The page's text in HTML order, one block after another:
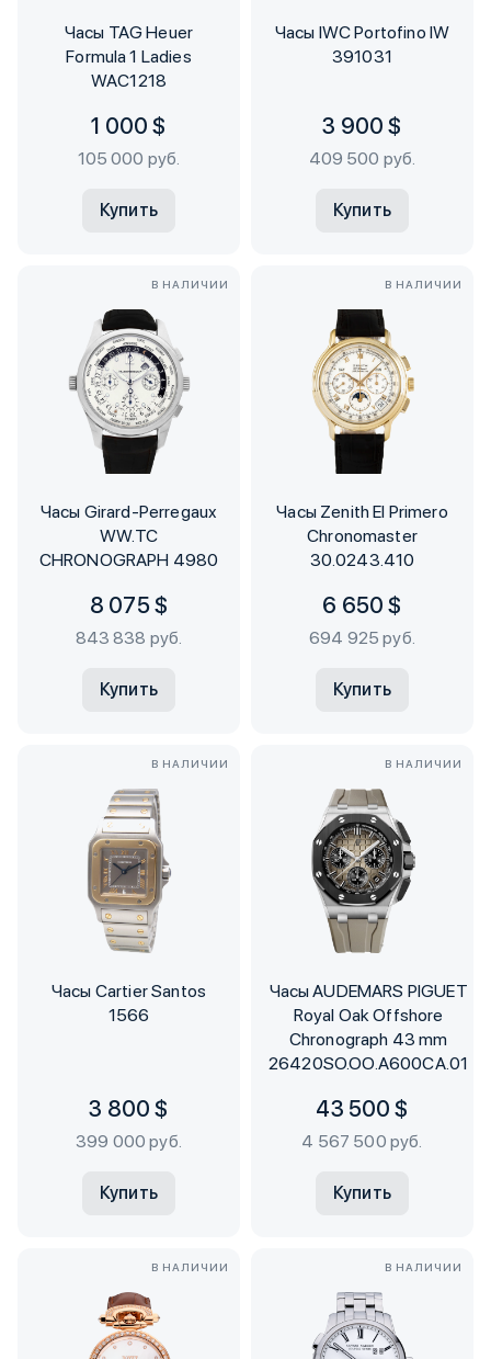
Часы TAG Heuer
Formula 1 Ladies
WAC1218
1 000 $
105 000 руб.
Купить
Часы IWC Portofino IW
391031
3 900 $
409 500 руб.
Купить
В НАЛИЧИИ
Часы Girard-Perregaux
WW.TC
CHRONOGRAPH 4980
8 075 $
843 838 руб.
Купить
В НАЛИЧИИ
Часы Zenith El Primero
Chronomaster
30.0243.410
6 650 $
694 925 руб.
Купить
В НАЛИЧИИ
Часы Cartier Santos
1566
3 800 $
399 000 руб.
Купить
В НАЛИЧИИ
Часы AUDEMARS PIGUET
Royal Oak Offshore
Chronograph 43 mm
26420SO.OO.A600CA.01
43 500 $
4 567 500 руб.
Купить
В НАЛИЧИИ В НАЛИЧИИ